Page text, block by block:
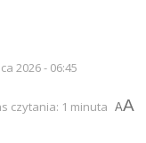
2026 - 06:45
czytania: 1 minuta AA